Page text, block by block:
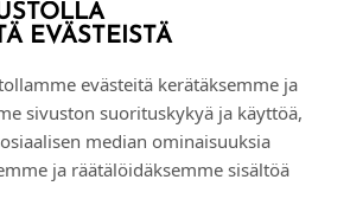
EVÄSTEISTÄ
evästeitä kerätäksemme ja
sivuston suorituskykyä ja käyttöä,
median ominaisuuksia
ja räätälöidäksemme sisältöä